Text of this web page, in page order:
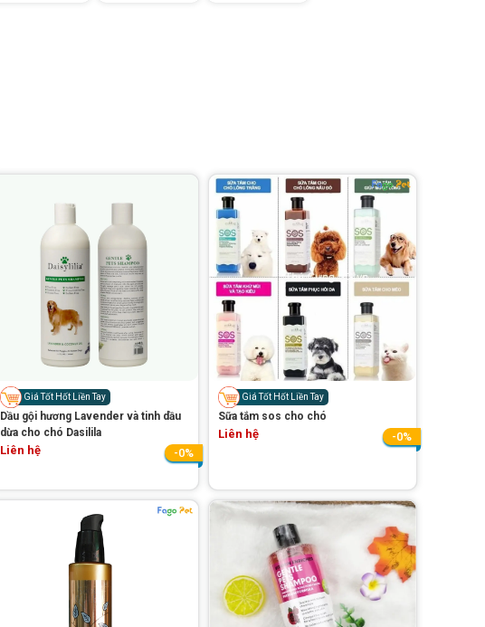
Giá Tốt Hốt Liền Tay
Dầu gội hương Lavender và tinh dầu
dừa cho chó Dasilila
Liên hệ -0%
Giá Tốt Hốt Liền Tay
Sữa tắm sos cho chó
Liên hệ -0%